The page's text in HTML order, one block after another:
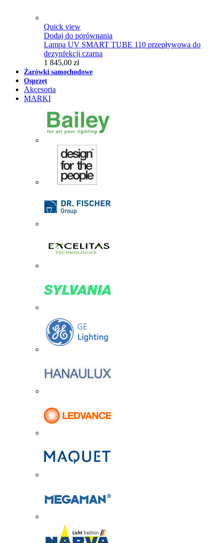
Quick view
Dodaj do porównania
Lampa UV SMART TUBE 110 przepływowa do
dezynfekcji czarna
1 845,00 zł
Żarówki samochodowe
Osprzęt
Akcesoria
MARKI